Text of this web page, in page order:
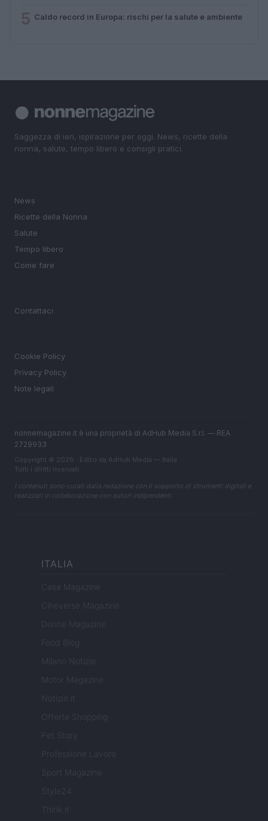
Caldo record in Europa: rischi per la salute e ambiente
Saggezza di ieri, ispirazione per oggi. News, ricette della
nonna, salute, tempo libero e consigli pratici.
News
Ricette della Nonna
Salute
Tempo libero
Come fare
Contattaci
Cookie Policy
Privacy Policy
Note legali
nonnemagazine.it è una proprietà di AdHub Media S.r.l. — REA
2729933
Copyright © 2026 · Edito da AdHub Media — Italia
Tutti i diritti riservati
I contenuti sono curati dalla redazione con il supporto di strumenti digitali e
realizzati in collaborazione con autori indipendenti.
ITALIA
Casa Magazine
Cineverse Magazine
Donne Magazine
Food Blog
Milano Notizie
Motor Magazine
Notizie.it
Offerte Shopping
Professione Lavoro
Sport Magazine
Style24
Think.it